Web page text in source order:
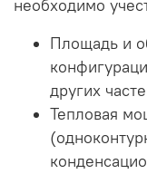
необходимо
Площадь и
других
Тепловая